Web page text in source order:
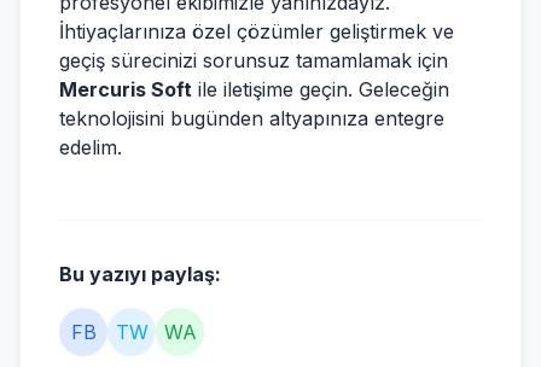
İhtiyaçlarınıza özel çözümler geliştirmek ve
geçiş sürecinizi sorunsuz tamamlamak için
Mercuris Soft ile iletişime geçin. Geleceğin
teknolojisini bugünden altyapınıza entegre
edelim.
Bu yazıyı paylaş:
FB TW WA